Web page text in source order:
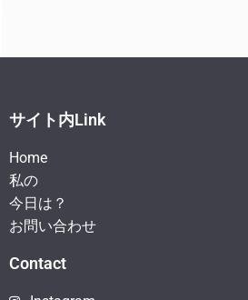
サイト内Link
Home
私の
今日は？
お問い合わせ
Contact